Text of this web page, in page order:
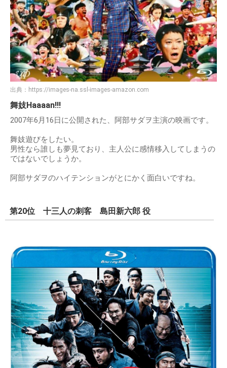
出典： https://images-na.ssl-images-amazon.com
舞妓Haaaan!!!
2007年6月16日に公開された、阿部サダヲ主演の映画です。
舞妓遊びをしたい。
男性なら誰しも夢見ており、主人公に感情移入してしまうの
ではないでしょうか。
阿部サダヲのハイテンションがとにかく面白いですね。
第20位 十三人の刺客 島田新六郎 役